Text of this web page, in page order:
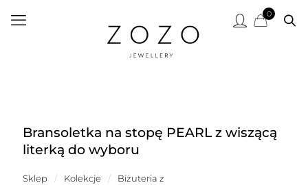
0
Bransoletka na stopę PEARL z wiszącą
literką do wyboru
Sklep / Kolekcje /
Biżuteria z